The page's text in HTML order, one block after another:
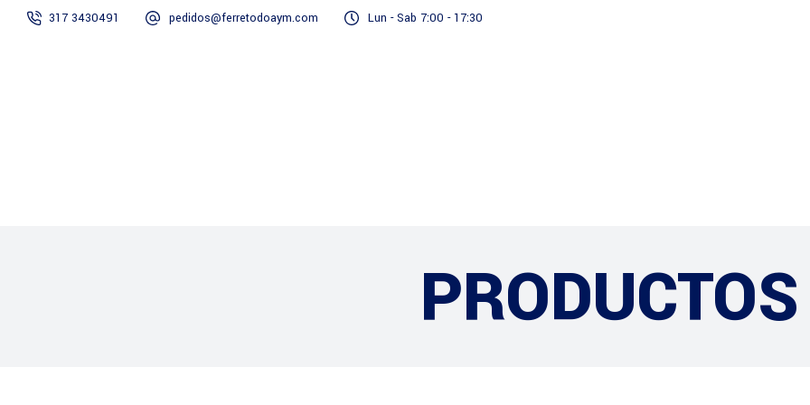
317 3430491 pedidos@ferretodoaym.com Lun - Sab 7:00 - 17:30
PRODUCTOS